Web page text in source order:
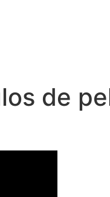
de